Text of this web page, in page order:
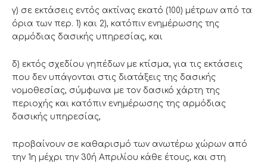
γ) σε εκτάσεις εντός ακτίνας εκατό (100) μέτρων από τα
όρια των περ. 1) και 2), κατόπιν ενημέρωσης της
αρμόδιας δασικής υπηρεσίας, και
δ) εκτός σχεδίου γηπέδων με κτίσμα, για τις εκτάσεις
που δεν υπάγονται στις διατάξεις της δασικής
νομοθεσίας, σύμφωνα με τον δασικό χάρτη της
περιοχής και κατόπιν ενημέρωσης της αρμόδιας
δασικής υπηρεσίας,
προβαίνουν σε καθαρισμό των ανωτέρω χώρων από
την 1η μέχρι την 30ή Απριλίου κάθε έτους, και στη